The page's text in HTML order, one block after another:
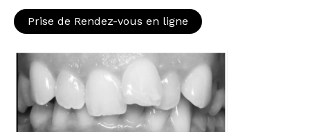
Prise de Rendez-vous en ligne